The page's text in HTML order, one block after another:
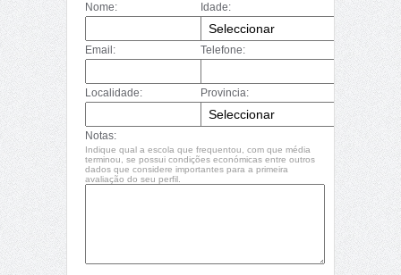
Nome:
Email:
Localidade:
Idade:
Telefone:
Provincia:
Notas:
Indique qual a escola que frequentou, com que média
terminou, se possui condições económicas entre outros
dados que considere importantes para a primeira
avaliação do seu perfil.